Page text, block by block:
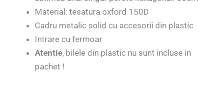
Material: tesatura oxford 150D
Cadru metalic solid cu accesorii din plastic
Intrare cu fermoar
Atentie, bilele din plastic nu sunt incluse in
pachet !